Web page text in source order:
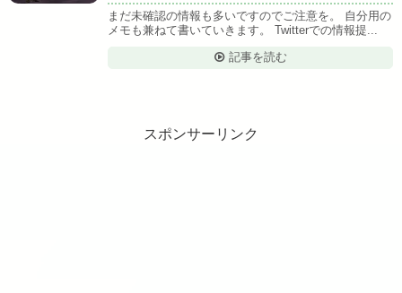
まだ未確認の情報も多いですのでご注意を。 自分用の
メモも兼ねて書いていきます。 Twitterでの情報提...
記事を読む
スポンサーリンク